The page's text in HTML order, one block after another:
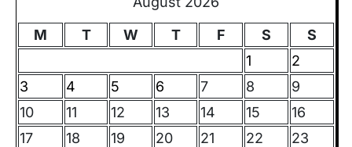
M
T W T F S
S
1
2
3
4 5 6 7 8
9
10
11 12 13 14 15
16
17
18 19 20 21 22
23